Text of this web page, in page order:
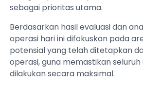
sebagai prioritas utama.
Berdasarkan hasil evaluasi dan
operasi hari ini difokuskan pada
potensial yang telah ditetapkan
operasi, guna memastikan
dilakukan secara maksimal.